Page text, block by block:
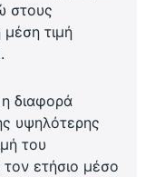
στους
τιμή
διαφορά
υψηλότερης
του
τον ετήσιο μέσο